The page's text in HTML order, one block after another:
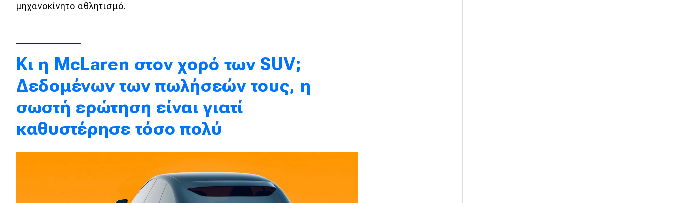
Αγορά
Απόψεις
Test Drive
Δοκιμή
Αποστολή
μηχανοκίνητο αθλητισμό.
Κι η McLaren στον χορό των SUV;
Δεδομένων των πωλήσεών τους, η
σωστή ερώτηση είναι γιατί
καθυστέρησε τόσο πολύ